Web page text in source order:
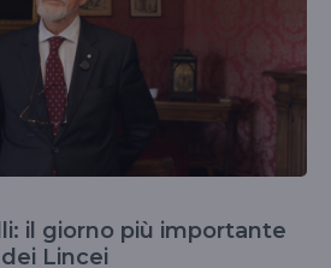
il giorno più importante
Lincei